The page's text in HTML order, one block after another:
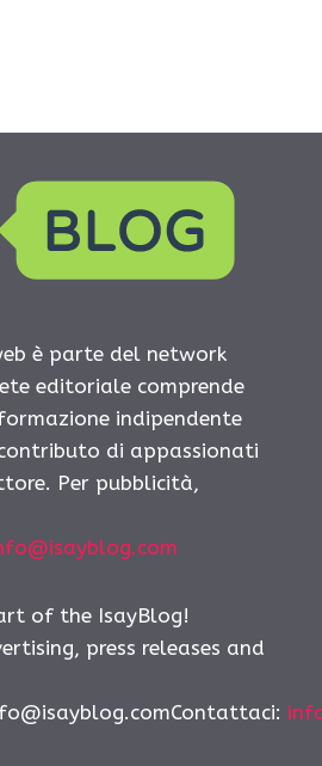
è parte del network
editoriale comprende
indipendente
di appassionati
Per pubblicità,
of the IsayBlog!
press releases and
: